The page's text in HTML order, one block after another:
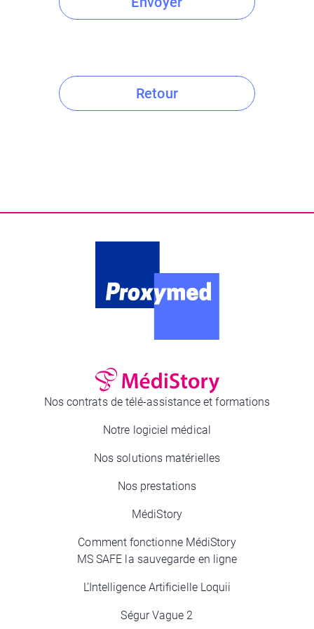
Retour
Nos contrats de télé-assistance et formations
Notre logiciel médical
Nos solutions matérielles
Nos prestations
MédiStory
Comment fonctionne MédiStory
MS SAFE la sauvegarde en ligne
L’Intelligence Artificielle Loquii
Ségur Vague 2